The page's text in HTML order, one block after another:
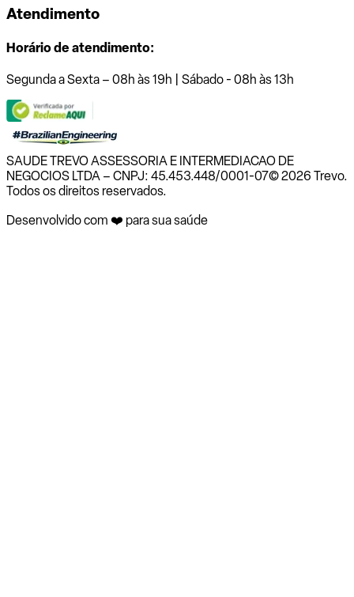
Atendimento
Horário de atendimento:
Segunda a Sexta – 08h às 19h | Sábado - 08h às 13h
SAUDE TREVO ASSESSORIA E INTERMEDIACAO DE
NEGOCIOS LTDA – CNPJ: 45.453.448/0001-07© 2026 Trevo.
Todos os direitos reservados.
Desenvolvido com ❤️ para sua saúde